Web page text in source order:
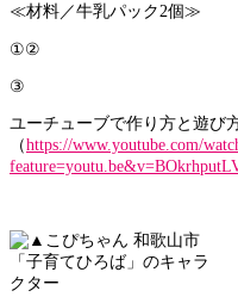
≪材料／牛乳パック2個≫
①②
③
ユーチューブで作り方と遊び
（https://www.youtube.com/